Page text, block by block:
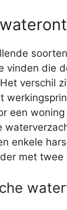
vinden die
verschil
een
enkele
met twee